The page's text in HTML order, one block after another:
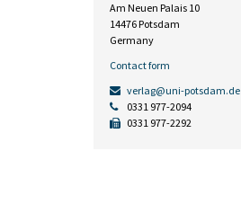
Am Neuen Palais 10
14476 Potsdam
Germany
Contact form
verlag@uni-potsdam.de
0331 977-2094
0331 977-2292